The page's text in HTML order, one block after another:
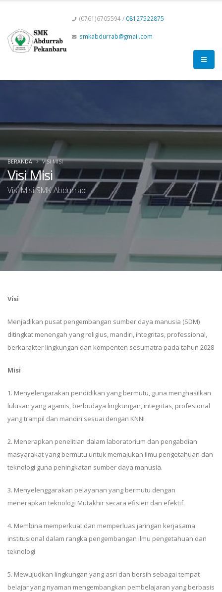
(0761)6705594 / 08127522875
smkabdurrab@gmail.com
Visi Misi
Visi Misi SMK Abdurrab
BERANDA VISI MISI
Visi
Menjadikan pusat pengembangan sumber daya manusia (SDM)
ditingkat menengah yang religius, mandiri, integritas, professional,
berkarakter lingkungan dan kompenten sesumatra pada tahun 2028
Misi
1. Menyelengarakan pendidikan yang bermutu, guna menghasilkan
lulusan yang agamis, berbudaya lingkungan, integritas, profesional
yang trampil dan mandiri sesuai dengan KNNI
2. Menerapkan penelitian dalam laboratorium dan pengabdian
masyarakat yang bermutu untuk memajukan ilmu pengetahuan dan
teknologi guna peningkatan sumber daya manusia.
3. Menyelenggarakan pelayanan yang bermutu dengan
menerapkan teknologi Mutakhir secara efisien dan efektif.
4. Membina memperkuat dan memperluas jaringan kerjasama
institusional dalam rangka pengembangan ilmu pengetahuan dan
teknologi
5. Mewujudkan lingkungan yang asri dan bersih sebagai tempat
belajar yang nyaman mengembangkan pembelajaran yang berbasis